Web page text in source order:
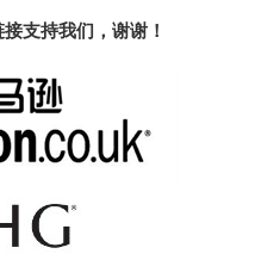
支持我们，谢谢！